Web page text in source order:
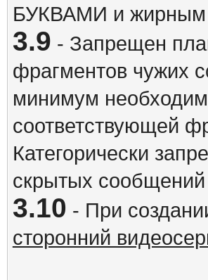
БУКВАМИ и
3.9 - Запрещен
фрагментов чужих
минимум
соответствующей
Категорически
скрытых сообщений
3.10 - При
сторонний